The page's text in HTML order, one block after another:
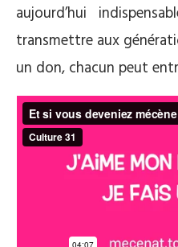
aujourd’hui
transmettre aux
un don, chacun peut